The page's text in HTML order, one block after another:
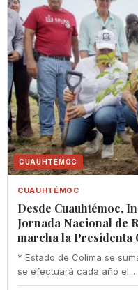
CUAUHTÉMOC
CUAUHTÉMOC
Desde Cuauhtémoc,
Jornada Nacional de
marcha la Presidenta
* Estado de Colima se
se efectuará cada año el...